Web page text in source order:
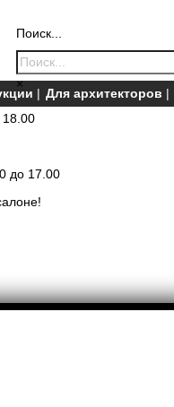
Поиск...
×
Для архитекторов
18.00
до 17.00